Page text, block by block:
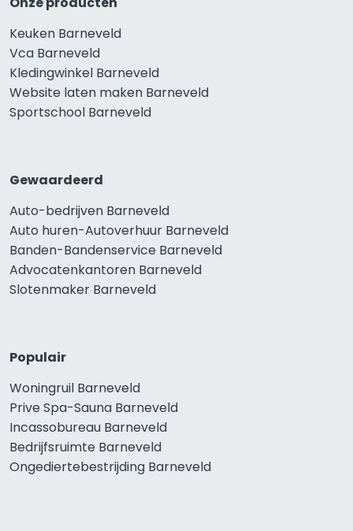
Keuken Barneveld
Vca Barneveld
Kledingwinkel Barneveld
Website laten maken Barneveld
Sportschool Barneveld
Gewaardeerd
Auto-bedrijven Barneveld
Auto huren-Autoverhuur Barneveld
Banden-Bandenservice Barneveld
Advocatenkantoren Barneveld
Slotenmaker Barneveld
Populair
Woningruil Barneveld
Prive Spa-Sauna Barneveld
Incassobureau Barneveld
Bedrijfsruimte Barneveld
Ongediertebestrijding Barneveld